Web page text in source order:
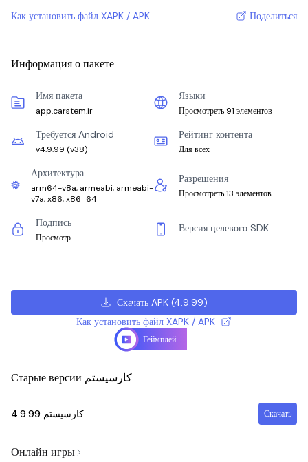
Как установить файл XAPK / APK Поделиться
Информация о пакете
Имя пакета
app.carstem.ir
Языки
Просмотреть 91 элементов
Требуется Android
v4.9.99 (v38)
Рейтинг контента
Для всех
Архитектура
arm64-v8a, armeabi, armeabi-
v7a, x86, x86_64
Разрешения
Просмотреть 13 элементов
Подпись
Просмотр
Версия целевого SDK
Скачать APK(4.9.99)
Как установить файл XAPK / APK
Геймплей
Старые версии کارسیستم
کارسیستم 4.9.99 Скачать
Онлайн игры